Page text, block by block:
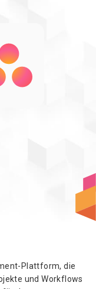
Plattform, die
und Workflows